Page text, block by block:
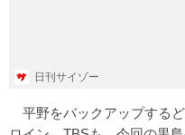
日刊サイゾー
平野をバックアップする